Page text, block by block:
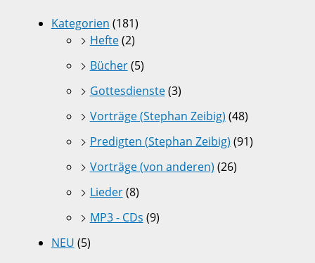
Kategorien (181)
Hefte(2)
Bücher(5)
Gottesdienste(3)
Vorträge (Stephan Zeibig) (48)
Predigten (Stephan Zeibig) (91)
Vorträge (von anderen) (26)
Lieder(8)
MP3 - CDs (9)
NEU (5)